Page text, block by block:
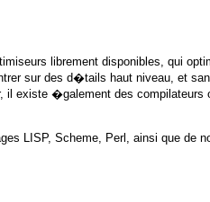
librement disponibles, qui
sur des d�tails haut niveau, et
�galement des compilateurs
LISP, Scheme, Perl, ainsi que de